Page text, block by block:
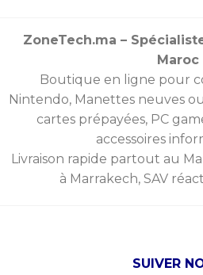
ZoneTech.ma –
Maroc
Boutique en ligne pour
Nintendo, Manettes neuves
cartes prépayées, PC
accessoires
Livraison rapide partout au
à Marrakech, SAV
SUIVER